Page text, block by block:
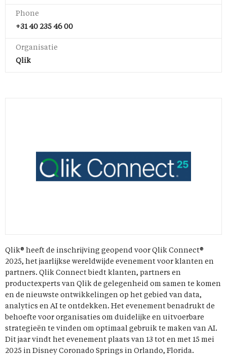
Phone
+31 40 235 46 00
Organisatie
Qlik
Qlik® heeft de inschrijving geopend voor Qlik Connect®
2025, het jaarlijkse wereldwijde evenement voor klanten en
partners. Qlik Connect biedt klanten, partners en
productexperts van Qlik de gelegenheid om samen te komen
en de nieuwste ontwikkelingen op het gebied van data,
analytics en AI te ontdekken. Het evenement benadrukt de
behoefte voor organisaties om duidelijke en uitvoerbare
strategieën te vinden om optimaal gebruik te maken van AI.
Dit jaar vindt het evenement plaats van 13 tot en met 15 mei
2025 in Disney Coronado Springs in Orlando, Florida.